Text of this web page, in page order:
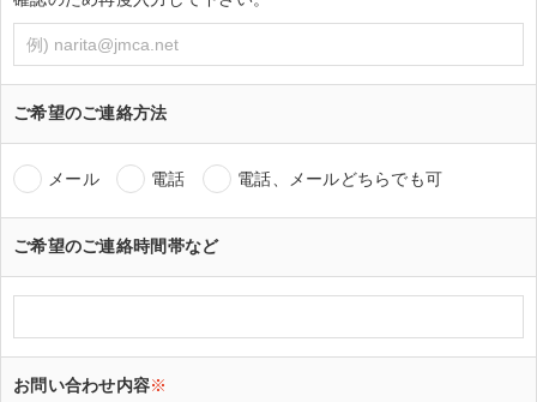
ご希望のご連絡方法
メール 電話 電話、メールどちらでも可
ご希望のご連絡時間帯など
お問い合わせ内容※